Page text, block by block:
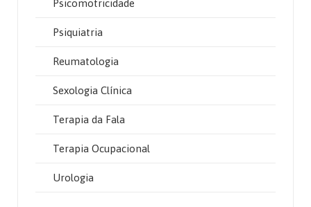
Psicomotricidade
Psiquiatria
Reumatologia
Sexologia Clínica
Terapia da Fala
Terapia Ocupacional
Urologia